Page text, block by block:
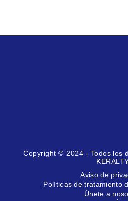
Copyright © 2024 - Todos los
Aviso de
Políticas de tratamiento
Únete a